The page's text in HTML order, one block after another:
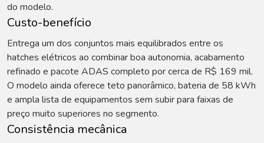
do modelo.
Custo-benefício
Entrega um dos conjuntos mais equilibrados entre os
hatches elétricos ao combinar boa autonomia, acabamento
refinado e pacote ADAS completo por cerca de R$ 169 mil.
O modelo ainda oferece teto panorâmico, bateria de 58 kWh
e ampla lista de equipamentos sem subir para faixas de
preço muito superiores no segmento.
Consistência mecânica